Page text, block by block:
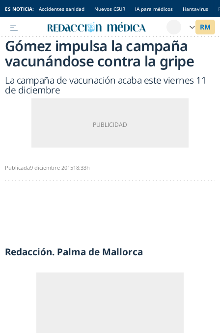
ES NOTICIA: Accidentes sanidad Nuevos CSUR IA para médicos Hantavirus
Gómez impulsa la campaña
vacunándose contra la gripe
La campaña de vacunación acaba este viernes 11
de diciembre
Publicada9 diciembre 201518:33h
Redacción. Palma de Mallorca